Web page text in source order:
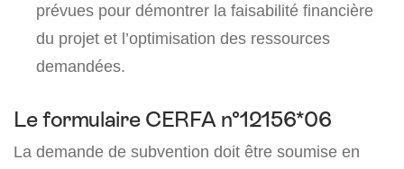
prévues pour démontrer la faisabilité financière
du projet et l’optimisation des ressources
demandées.
Le formulaire CERFA n°12156*06
La demande de subvention doit être soumise en